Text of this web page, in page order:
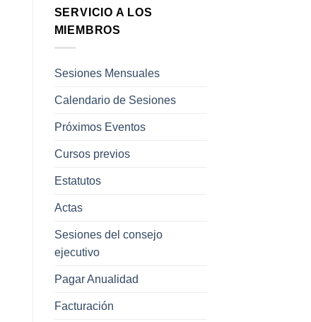
SERVICIO A LOS
MIEMBROS
Sesiones Mensuales
Calendario de Sesiones
Próximos Eventos
Cursos previos
Estatutos
Actas
Sesiones del consejo
ejecutivo
Pagar Anualidad
Facturación